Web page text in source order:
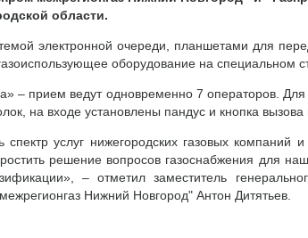
области.
электронной очереди, планшетами для
оборудование на специальном
– прием ведут одновременно 7 операторов.
на входе установлены пандус и кнопка
спектр услуг нижегородских газовых
решение вопросов газоснабжения для
– отметил заместитель
Нижний Новгород" Антон Дитятьев.